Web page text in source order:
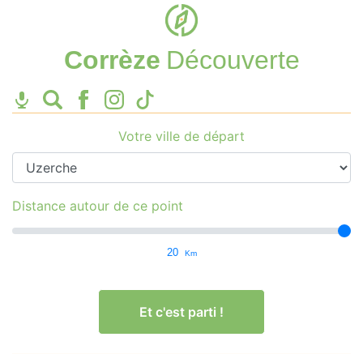
Corrèze Découverte
Votre ville de départ
Distance autour de ce point
20 Km
Et c'est parti !